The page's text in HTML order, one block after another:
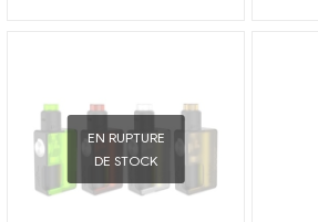
EN RUPTURE
DE STOCK